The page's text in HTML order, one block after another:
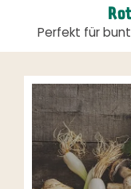
Perfekt für